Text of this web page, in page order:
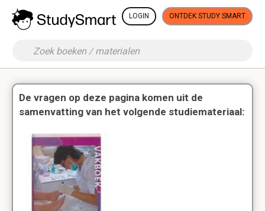
LOGIN ONTDEK STUDY SMART
De vragen op deze pagina komen uit de
samenvatting van het volgende studiemateriaal: